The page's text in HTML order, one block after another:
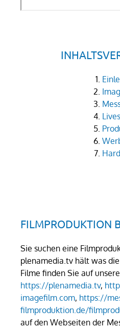
FILMPRODUKTION
Sie suchen eine
plenamedia.tv hält was
Filme finden Sie auf
https://plenamedia.tv,
imagefilm.com, https://
filmproduktion.de/
auf den Webseiten der